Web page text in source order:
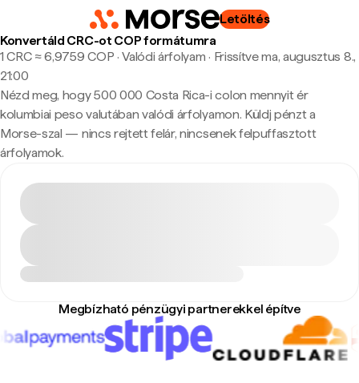
Letöltés
Konvertáld CRC-ot COP formátumra
1 CRC ≈ 6,9759 COP · Valódi árfolyam · Frissítve ma, augusztus 8.,
21:00
Nézd meg, hogy 500 000 Costa Rica-i colon mennyit ér
kolumbiai peso valutában valódi árfolyamon. Küldj pénzt a
Morse-szal — nincs rejtett felár, nincsenek felpuffasztott
árfolyamok.
Megbízható pénzügyi partnerekkel építve